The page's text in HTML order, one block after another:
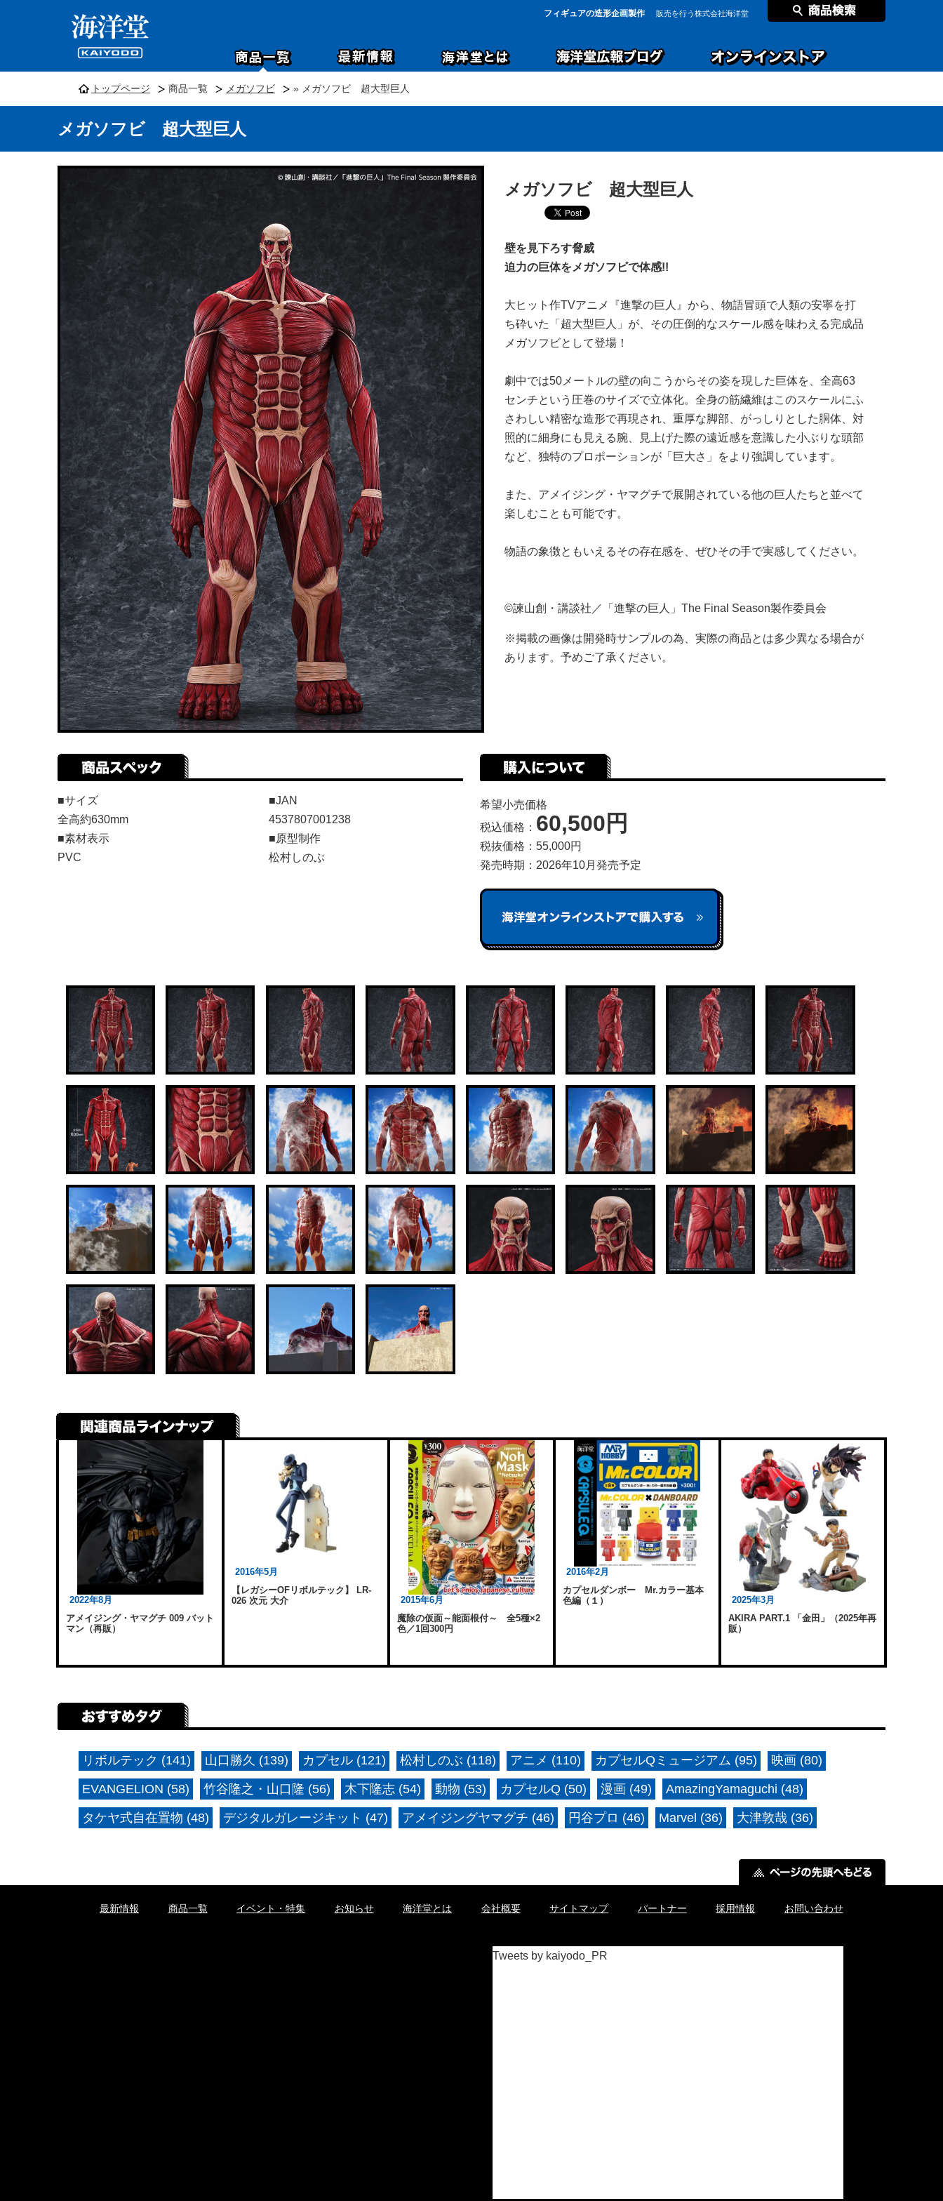
フィギュアの造形企画製作 販売を行う株式会社海洋堂
トップページ 商品一覧 メガソフビ » メガソフビ 超大型巨人
メガソフビ 超大型巨人
メガソフビ 超大型巨人
壁を見下ろす脅威
迫力の巨体をメガソフビで体感!!
大ヒット作TVアニメ『進撃の巨人』から、物語冒頭で人類の安寧を打
ち砕いた「超大型巨人」が、その圧倒的なスケール感を味わえる完成品
メガソフビとして登場！
劇中では50メートルの壁の向こうからその姿を現した巨体を、全高63
センチという圧巻のサイズで立体化。全身の筋繊維はこのスケールにふ
さわしい精密な造形で再現され、重厚な脚部、がっしりとした胴体、対
照的に細身にも見える腕、見上げた際の遠近感を意識した小ぶりな頭部
など、独特のプロポーションが「巨大さ」をより強調しています。
また、アメイジング・ヤマグチで展開されている他の巨人たちと並べて
楽しむことも可能です。
物語の象徴ともいえるその存在感を、ぜひその手で実感してください。
©諫山創・講談社／「進撃の巨人」The Final Season製作委員会
※掲載の画像は開発時サンプルの為、実際の商品とは多少異なる場合が
あります。予めご了承ください。
■サイズ
全高約630mm
■素材表示
PVC
■JAN
4537807001238
■原型制作
松村しのぶ
希望小売価格
税込価格： 60,500円
税抜価格：55,000円
発売時期：2026年10月発売予定
2022年8月
アメイジング・ヤマグチ 009 バット
マン（再販）
2016年5月
【レガシーOFリボルテック】 LR-
026 次元 大介
2015年6月
魔除の仮面～能面根付～ 全5種×2
色／1回300円
2016年2月
カプセルダンボー Mr.カラー基本
色編（１）
2025年3月
AKIRA PART.1 「金田」（2025年再
販）
リボルテック (141) 山口勝久 (139) カプセル (121) 松村しのぶ (118) アニメ (110) カプセルQミュージアム (95) 映画 (80)
EVANGELION (58) 竹谷隆之・山口隆 (56) 木下隆志 (54) 動物 (53) カプセルQ (50) 漫画 (49) AmazingYamaguchi (48)
タケヤ式自在置物 (48) デジタルガレージキット (47) アメイジングヤマグチ (46) 円谷プロ (46) Marvel (36) 大津敦哉 (36)
最新情報 商品一覧 イベント・特集 お知らせ 海洋堂とは 会社概要 サイトマップ パートナー 採用情報 お問い合わせ
Tweets by kaiyodo_PR